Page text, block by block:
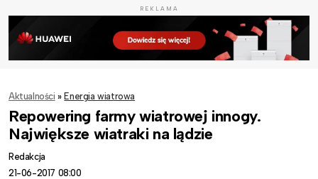
REKLAMA
Aktualności » Energia wiatrowa
Repowering farmy wiatrowej innogy.
Największe wiatraki na lądzie
Redakcja
21-06-2017 08:00